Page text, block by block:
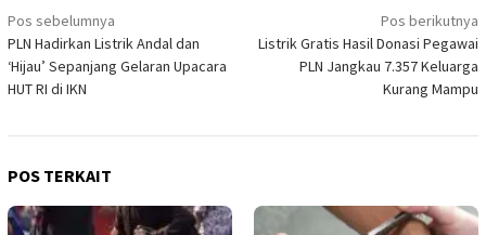
Navigasi
pos
Pos sebelumnya
PLN Hadirkan Listrik Andal dan
‘Hijau’ Sepanjang Gelaran Upacara
HUT RI di IKN
Pos berikutnya
Listrik Gratis Hasil Donasi Pegawai
PLN Jangkau 7.357 Keluarga
Kurang Mampu
POS TERKAIT